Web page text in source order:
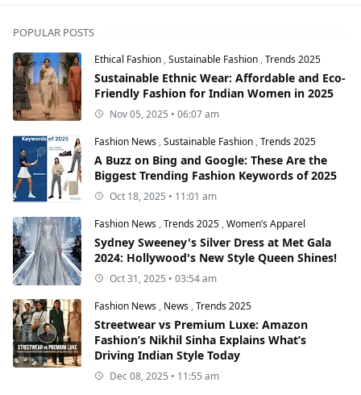
POPULAR POSTS
Ethical Fashion ,Sustainable Fashion ,Trends 2025
Sustainable Ethnic Wear: Affordable and Eco-
Friendly Fashion for Indian Women in 2025
Nov 05, 2025 • 06:07 am
Fashion News ,Sustainable Fashion ,Trends 2025
A Buzz on Bing and Google: These Are the
Biggest Trending Fashion Keywords of 2025
Oct 18, 2025 • 11:01 am
Fashion News ,Trends 2025 ,Women’s Apparel
Sydney Sweeney's Silver Dress at Met Gala
2024: Hollywood's New Style Queen Shines!
Oct 31, 2025 • 03:54 am
Fashion News , News ,Trends 2025
Streetwear vs Premium Luxe: Amazon
Fashion’s Nikhil Sinha Explains What’s
Driving Indian Style Today
Dec 08, 2025 • 11:55 am